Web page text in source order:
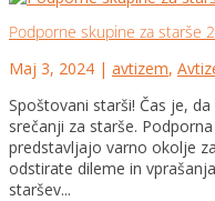
Podporne skupine za starše
Maj 3, 2024 | avtizem,
Spoštovani starši! Čas je,
srečanji za starše.
predstavljajo varno okolje
odstirate dileme in
staršev...